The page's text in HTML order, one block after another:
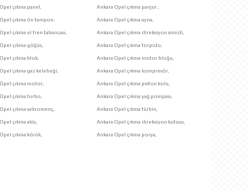
çıkma panel, Ankara Opel çıkma panjur ,
çıkma ön tampon, Ankara Opel çıkma ayna,
çıkma el fren tabancası, Ankara Opel çıkma direksiyon simidi,
çıkma göğüs, Ankara Opel çıkma torpido,
çıkma blok, Ankara Opel çıkma motor bloğu,
çıkma gaz kelebeği, Ankara Opel çıkma kompresör,
çıkma motor, Ankara Opel çıkma piston kolu,
çıkma turbo, Ankara Opel çıkma yağ pompası,
çıkma sekromenç, Ankara Opel çıkma türbin,
çıkma akis, Ankara Opel çıkma direksiyon kutusu,
çıkma körük, Ankara Opel çıkma porya,